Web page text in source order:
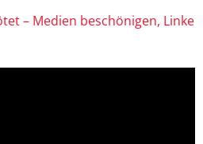
– Medien beschönigen, Linke